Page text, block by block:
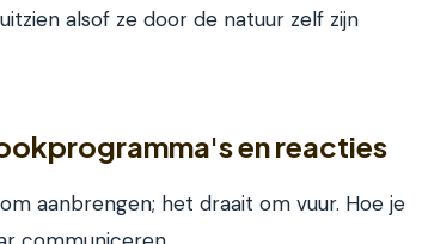
alsof ze door de natuur zelf zijn
en reacties
aanbrengen; het draait om vuur. Hoe je